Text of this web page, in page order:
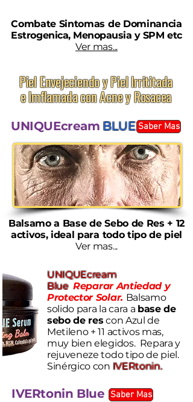
Combate Sintomas de Dominancia
Estrogenica, Menopausia y SPM etc
Ver mas...
Balsamo a Base de Sebo de Res + 12
activos, ideal para todo tipo de piel
Ver mas...
UNIQUEcream
Blue Reparar Antiedad y
Protector Solar. Balsamo
solido para la cara a base de
sebo de res con Azul de
Metileno + 11 activos mas,
muy bien elegidos. Repara y
rejuveneze todo tipo de piel.
Sinérgico con IVERtonin.
Piel Envejeciendo y Piel Irrititada
e Imflamada con Acne y Rosacea
Saber Mas
UNIQUEcream BLUE
​IVERtonin Blue Saber Mas